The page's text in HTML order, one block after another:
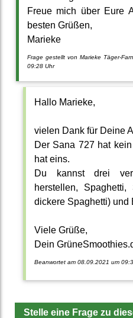
Freue mich über Eure
besten Grüßen,
Marieke
Frage gestellt von Marieke Täger-
09:28 Uhr
Hallo Marieke,
vielen Dank für Deine
Der Sana 727 hat
hat eins.
Du kannst drei
herstellen,
dickere Spaghetti) und
Viele Grüße,
Dein
Beanwortet am 08.09.2021 um
Stelle eine Frage zu